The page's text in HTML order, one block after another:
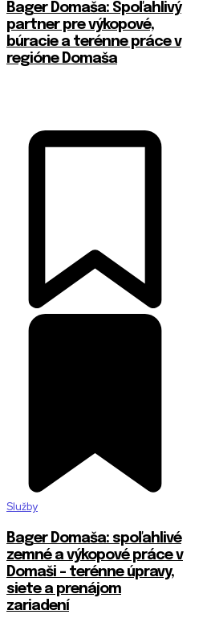
Bager Domaša: Spoľahlivý
partner pre výkopové,
búracie a terénne práce v
regióne Domaša
Služby
Bager Domaša: spoľahlivé
zemné a výkopové práce v
Domaši – terénne úpravy,
siete a prenájom
zariadení